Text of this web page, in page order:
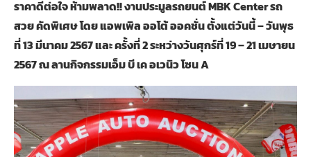
ราคาดีต่อใจ ห้ามพลาด!! งานประมูลรถยนต์ MBK Center รถ
สวย คัดพิเศษ โดย แอพเพิล ออโต้ ออคชั่น ตั้งแต่วันนี้ – วันพุธ
ที่ 13 มีนาคม 2567 และ ครั้งที่ 2 ระหว่างวันศุกร์ที่ 19 – 21 เมษายน
2567 ณ ลานกิจกรรมเอ็ม บี เค อเวนิว โซน A